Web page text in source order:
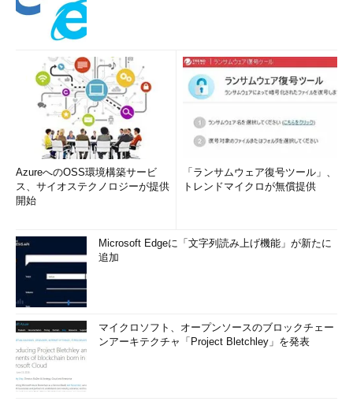
AzureへのOSS環境構築サービ
ス、サイオステクノロジーが提供
開始
「ランサムウェア復号ツール」、
トレンドマイクロが無償提供
Microsoft Edgeに「文字列読み上げ機能」が新たに
追加
マイクロソフト、オープンソースのブロックチェー
ンアーキテクチャ「Project Bletchley」を発表